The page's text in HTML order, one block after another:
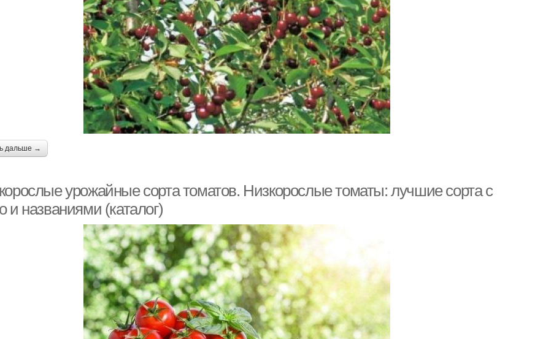
дальше →
урожайные сорта томатов. Низкорослые томаты: лучшие сорта с
и названиями (каталог)